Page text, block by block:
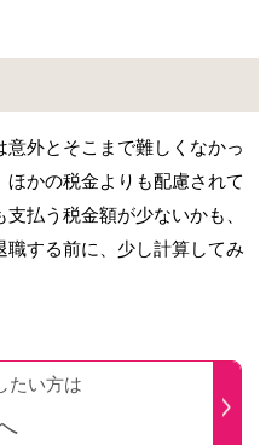
外とそこまで難しくなかっ
かの税金よりも配慮されて
払う税金額が少ないかも、
職する前に、少し計算してみ
たい方は